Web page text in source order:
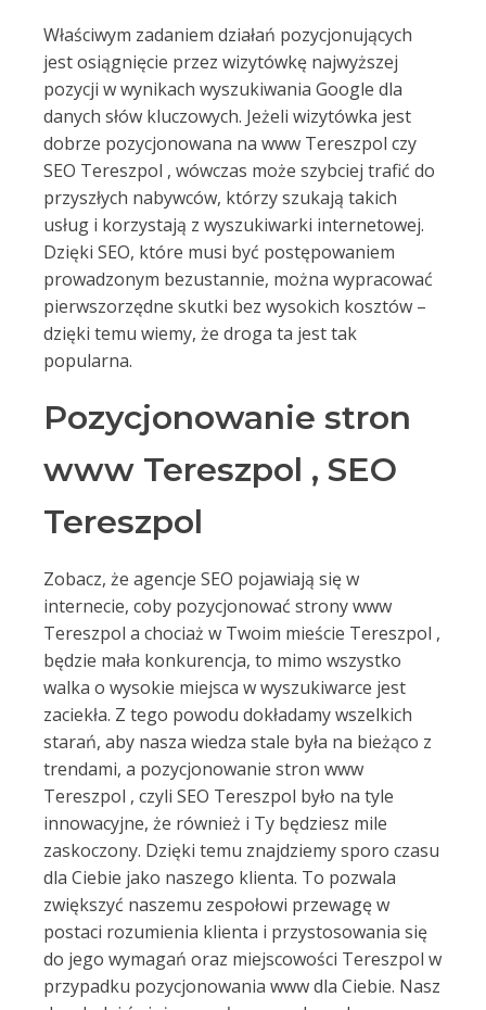
Właściwym zadaniem działań pozycjonujących
jest osiągnięcie przez wizytówkę najwyższej
pozycji w wynikach wyszukiwania Google dla
danych słów kluczowych. Jeżeli wizytówka jest
dobrze pozycjonowana na www Tereszpol czy
SEO Tereszpol , wówczas może szybciej trafić do
przyszłych nabywców, którzy szukają takich
usług i korzystają z wyszukiwarki internetowej.
Dzięki SEO, które musi być postępowaniem
prowadzonym bezustannie, można wypracować
pierwszorzędne skutki bez wysokich kosztów –
dzięki temu wiemy, że droga ta jest tak
popularna.
Pozycjonowanie stron
www Tereszpol , SEO
Tereszpol
Zobacz, że agencje SEO pojawiają się w
internecie, coby pozycjonować strony www
Tereszpol a chociaż w Twoim mieście Tereszpol ,
będzie mała konkurencja, to mimo wszystko
walka o wysokie miejsca w wyszukiwarce jest
zaciekła. Z tego powodu dokładamy wszelkich
starań, aby nasza wiedza stale była na bieżąco z
trendami, a pozycjonowanie stron www
Tereszpol , czyli SEO Tereszpol było na tyle
innowacyjne, że również i Ty będziesz mile
zaskoczony. Dzięki temu znajdziemy sporo czasu
dla Ciebie jako naszego klienta. To pozwala
zwiększyć naszemu zespołowi przewagę w
postaci rozumienia klienta i przystosowania się
do jego wymagań oraz miejscowości Tereszpol w
przypadku pozycjonowania www dla Ciebie. Nasz